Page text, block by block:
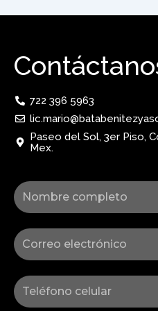
722 396 5963
Paseo del Sol, 3er Piso,
Mex.
Nombre
Correo
Celular